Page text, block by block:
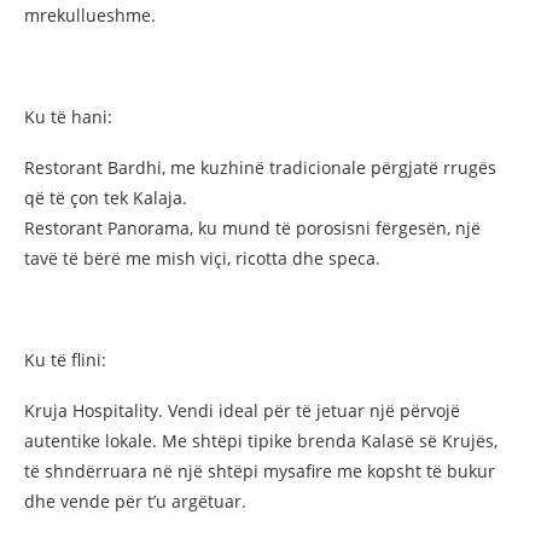
mrekullueshme.
Ku të hani:
Restorant Bardhi, me kuzhinë tradicionale përgjatë rrugës
që të çon tek Kalaja.
Restorant Panorama, ku mund të porosisni fërgesën, një
tavë të bërë me mish viçi, ricotta dhe speca.
Ku të flini:
Kruja Hospitality. Vendi ideal për të jetuar një përvojë
autentike lokale. Me shtëpi tipike brenda Kalasë së Krujës,
të shndërruara në një shtëpi mysafire me kopsht të bukur
dhe vende për t’u argëtuar.